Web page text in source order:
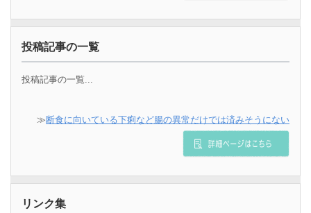
投稿記事の一覧
投稿記事の一覧...
≫断食に向いている下痢など腸の異常だけでは済みそうにない
リンク集